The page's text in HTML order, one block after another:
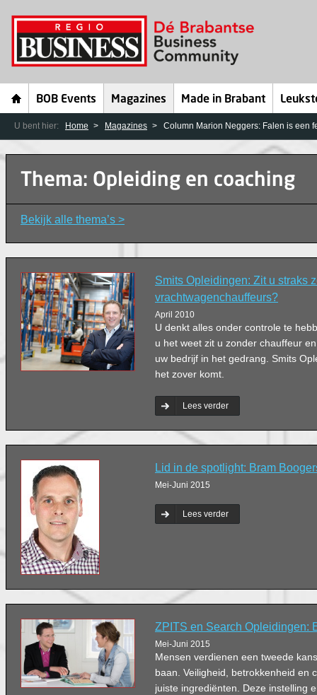
BOB Events Magazines Made in Brabant
U bent hier: Home Magazines Column Marion Neggers: Falen is een
Thema: Opleiding en coaching
Bekijk alle thema’s >
Smits Opleidingen: Zit u straks
vrachtwagenchauffeurs?
April 2010
U denkt alles onder controle te
u het weet zit u zonder chauffeur
uw bedrijf in het gedrang. Smits
het zover komt.
Lees verder
Lid in de spotlight: Bram
Mei-Juni 2015
Lees verder
ZPITS en Search Opleidingen:
Mei-Juni 2015
Mensen verdienen een tweede
baan. Veiligheid, betrokkenheid en
juiste ingrediënten. Deze instelling